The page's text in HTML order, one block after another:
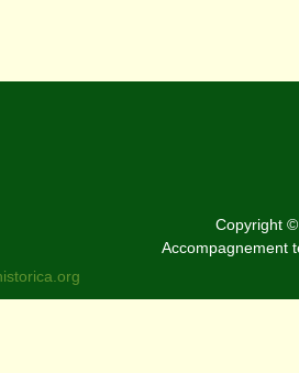
Copyright
Accompagnement